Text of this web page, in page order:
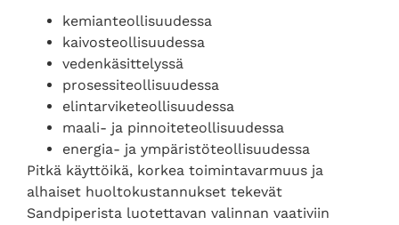
kemianteollisuudessa
kaivosteollisuudessa
vedenkäsittelyssä
prosessiteollisuudessa
elintarviketeollisuudessa
maali- ja pinnoiteteollisuudessa
energia- ja ympäristöteollisuudessa
Pitkä käyttöikä, korkea toimintavarmuus ja
alhaiset huoltokustannukset tekevät
Sandpiperista luotettavan valinnan vaativiin